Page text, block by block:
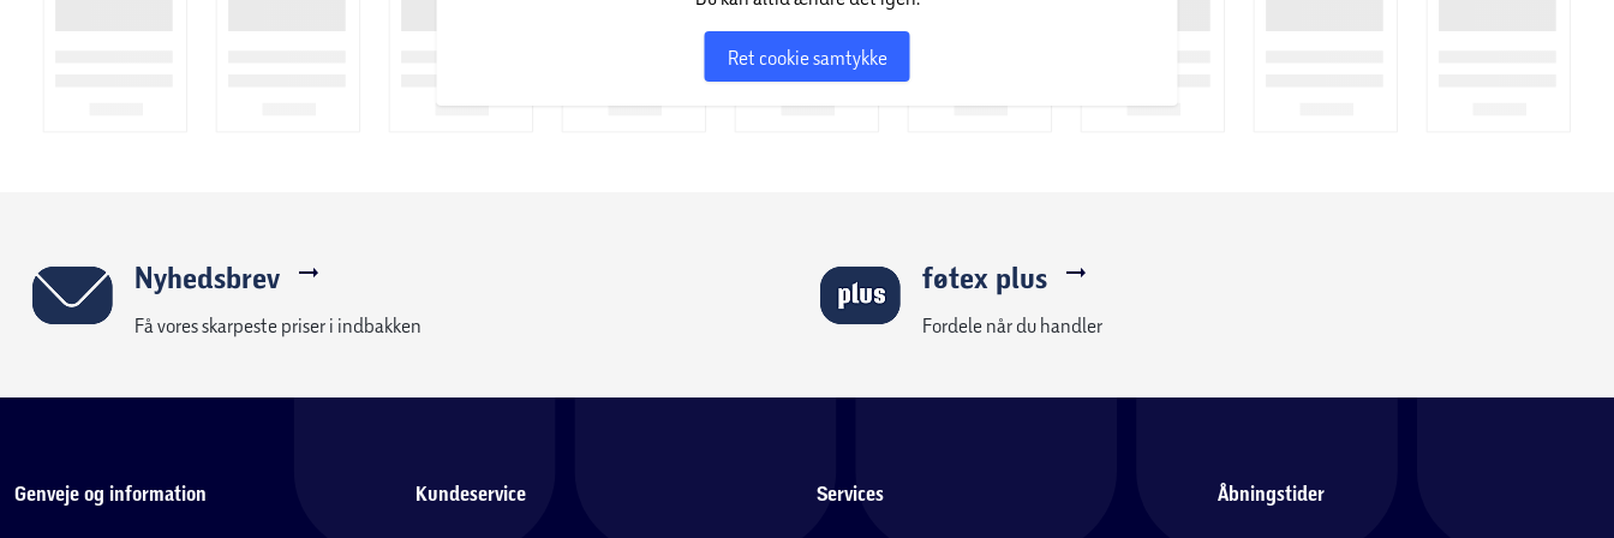
Ret cookie samtykke
Nyhedsbrev
Få vores skarpeste priser i indbakken
føtex plus
Fordele når du handler
Genveje og information Kundeservice Services Åbningstider